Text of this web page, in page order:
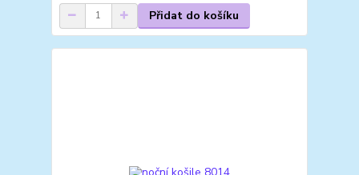
Přidat do košíku